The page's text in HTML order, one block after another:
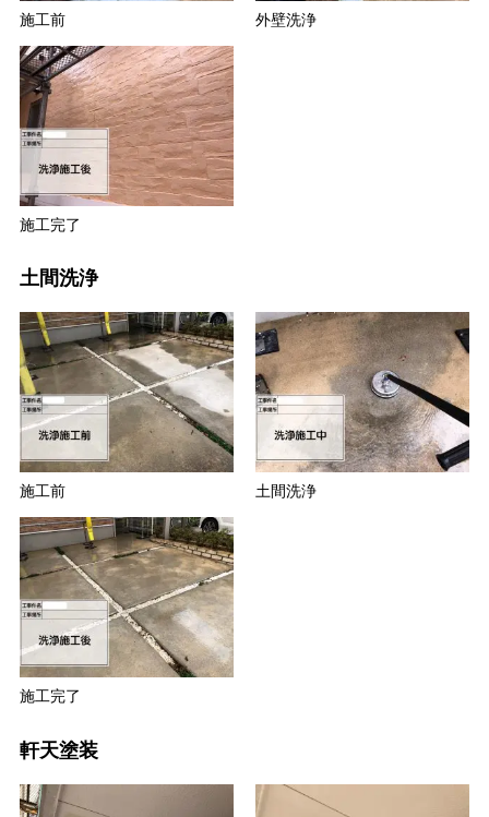
施工前 外壁洗浄
施工完了
土間洗浄
施工前 土間洗浄
施工完了
軒天塗装